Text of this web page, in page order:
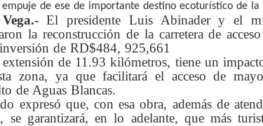
de ese de importante destino ecoturístico de la
El presidente Luis Abinader y el
la reconstrucción de la carretera de
de RD$484, 925,661
de 11.93 kilómetros, tiene un
zona, ya que facilitará el acceso de
de Aguas Blancas.
expresó que, con esa obra, además de
se garantizará, en lo adelante, que más